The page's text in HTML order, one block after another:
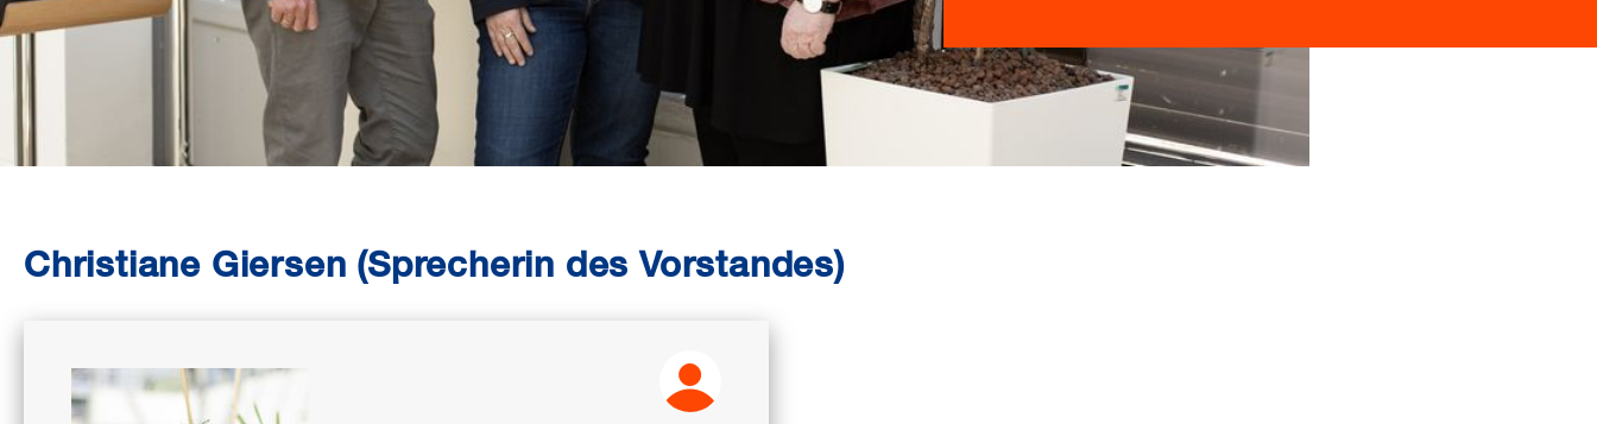
Christiane Giersen (Sprecherin des Vorstandes)